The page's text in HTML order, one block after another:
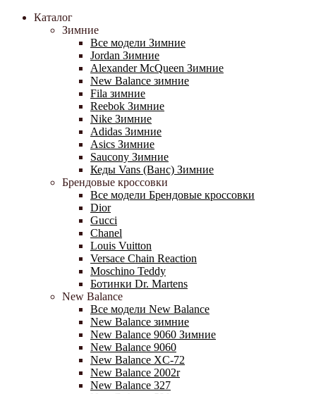
Каталог
Зимние
Все модели Зимние
Jordan Зимние
Alexander McQueen Зимние
New Balance зимние
Fila зимние
Reebok Зимние
Nike Зимние
Adidas Зимние
Asics Зимние
Saucony Зимние
Кеды Vans (Ванс) Зимние
Брендовые кроссовки
Все модели Брендовые кроссовки
Dior
Gucci
Chanel
Louis Vuitton
Versace Chain Reaction
Moschino Teddy
Ботинки Dr. Martens
New Balance
Все модели New Balance
New Balance зимние
New Balance 9060 Зимние
New Balance 9060
New Balance XC-72
New Balance 2002r
New Balance 327